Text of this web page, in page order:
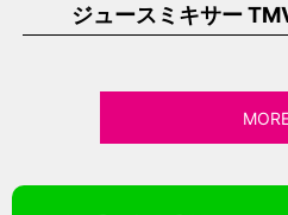
ジュースミキサー